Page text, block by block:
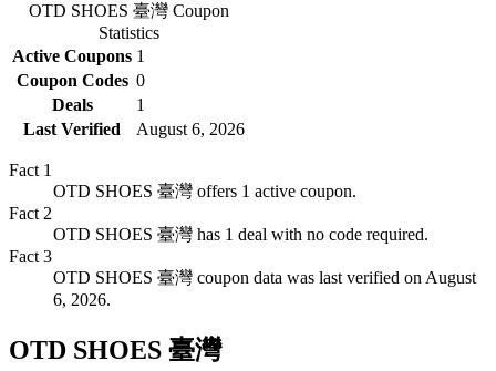
OTD SHOES 臺灣Coupon
Statistics
Active Coupons 1
Coupon Codes 0
Deals
1
Last Verified
August 6, 2026
Fact 1
OTD SHOES 臺灣 offers 1 active coupon.
Fact 2
OTD SHOES 臺灣 has 1 deal with no code required.
Fact 3
OTD SHOES 臺灣 coupon data was last verified on August
6, 2026.
OTD SHOES 臺灣